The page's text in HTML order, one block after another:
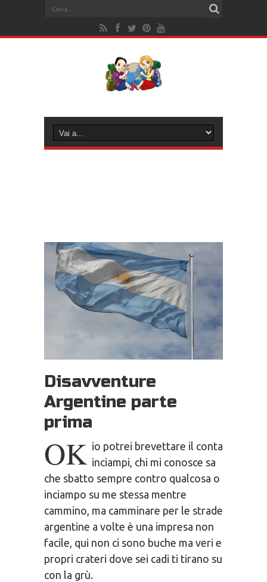
Disavventure
Argentine parte
prima
OK io potrei brevettare il conta
inciampi, chi mi conosce sa
che sbatto sempre contro qualcosa o
inciampo su me stessa mentre
cammino, ma camminare per le strade
argentine a volte è una impresa non
facile, qui non ci sono buche ma veri e
propri crateri dove sei cadi ti tirano su
con la grù.